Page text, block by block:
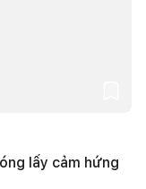
lấy cảm hứng